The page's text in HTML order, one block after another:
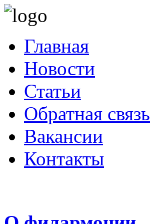
Главная
Новости
Статьи
Обратная связь
Вакансии
Контакты